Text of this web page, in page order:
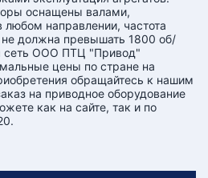
оснащены валами,
направлении, частота
должна превышать 1800 об/
сеть ООО ПТЦ "Привод"
цены по стране на
обращайтесь к нашим
на приводное оборудование
как на сайте, так и по